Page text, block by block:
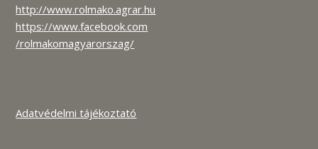
http://www.rolmako.agrar.hu
https://www.facebook.com
/rolmakomagyarorszag/
Adatvédelmi tájékoztató